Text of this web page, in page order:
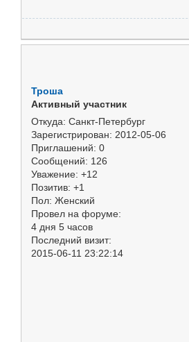
Троша
Активный участник
Откуда: Санкт-Петербург
Зарегистрирован: 2012-05-06
Приглашений: 0
Сообщений: 126
Уважение: +12
Позитив: +1
Пол: Женский
Провел на форуме:
4 дня 5 часов
Последний визит:
2015-06-11 23:22:14